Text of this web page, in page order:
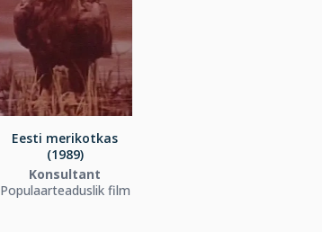
Eesti merikotkas
(1989)
Konsultant
Populaarteaduslik film